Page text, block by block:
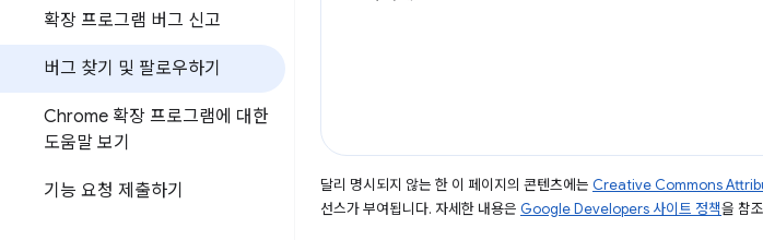
확장 프로그램 버그 신고
버그 찾기 및 팔로우하기
Chrome 확장 프로그램에 대한
도움말 보기
기능 요청 제출하기 달리 명시되지 않는 한 이 페이지의 콘텐츠에는 Creative Commons
선스가 부여됩니다. 자세한 내용은 Google Developers 사이트 정책을 참